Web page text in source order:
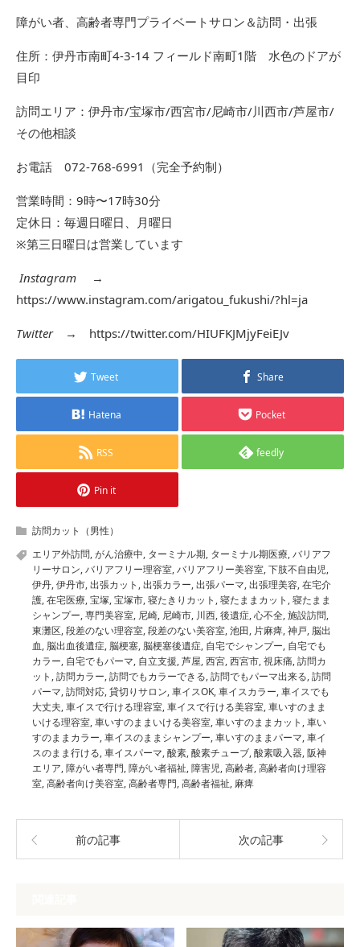
障がい者、高齢者専門プライベートサロン＆訪問・出張
住所：伊丹市南町4-3-14 フィールド南町1階 水色のドアが
目印
訪問エリア：伊丹市/宝塚市/西宮市/尼崎市/川西市/芦屋市/
その他相談
お電話 072-768-6991（完全予約制）
営業時間：9時〜17時30分
定休日：毎週日曜日、月曜日
※第三日曜日は営業しています
Instagram →
https://www.instagram.com/arigatou_fukushi/?hl=ja
Twitter→ https://twitter.com/HIUFKJMjyFeiEJv
Tweet Share
Hatena Pocket
RSS feedly
Pin it
訪問カット（男性）
エリア外訪問,がん治療中, ターミナル期, ターミナル期医療,バリアフ
リーサロン,バリアフリー理容室,バリアフリー美容室,下肢不自由児,
伊丹,伊丹市,出張カット,出張カラー,出張パーマ,出張理美容,在宅介
護,在宅医療,宝塚,宝塚市,寝たきりカット,寝たままカット,寝たまま
シャンプー,専門美容室,尼崎,尼崎市,川西,後遺症,心不全,施設訪問,
東灘区,段差のない理容室,段差のない美容室,池田,片麻痺,神戸,脳出
血,脳出血後遺症,脳梗塞,脳梗塞後遺症, 自宅でシャンプー, 自宅でも
カラー, 自宅でもパーマ, 自立支援,芦屋,西宮,西宮市,視床痛,訪問カ
ット,訪問カラー,訪問でもカラーできる,訪問でもパーマ出来る,訪問
パーマ,訪問対応,貸切りサロン,車イスOK,車イスカラー,車イスでも
大丈夫,車イスで行ける理容室,車イスで行ける美容室,車いすのまま
いける理容室,車いすのままいける美容室,車いすのままカット,車い
すのままカラー,車イスのままシャンプー,車いすのままパーマ,車イ
スのまま行ける,車イスパーマ,酸素,酸素チューブ,酸素吸入器,阪神
エリア,障がい者専門,障がい者福祉,障害児,高齢者,高齢者向け理容
室,高齢者向け美容室,高齢者専門,高齢者福祉,麻痺
前の記事 次の記事